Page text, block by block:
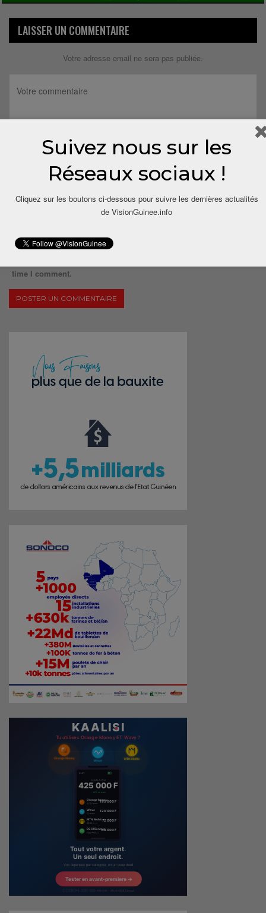
LAISSER UN COMMENTAIRE
Votre adresse email ne sera pas publiée.
time I comment.
Suivez nous sur les
Réseaux sociaux !
Cliquez sur les boutons ci-dessous pour suivre les dernières actualités
de VisionGuinee.info